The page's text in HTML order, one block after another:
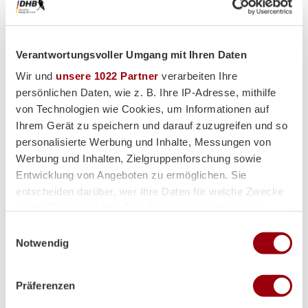
Verantwortungsvoller Umgang mit Ihren Daten
Wir und unsere 1022 Partner verarbeiten Ihre
persönlichen Daten, wie z. B. Ihre IP-Adresse, mithilfe
von Technologien wie Cookies, um Informationen auf
Ihrem Gerät zu speichern und darauf zuzugreifen und so
personalisierte Werbung und Inhalte, Messungen von
Werbung und Inhalten, Zielgruppenforschung sowie
Entwicklung von Angeboten zu ermöglichen. Sie
entscheiden darüber, wer Ihre Daten für welche Zwecke
Trigger Symbol ändern oder widerrufen
Informationen über Ihre geografische Lage erfassen,
Notwendig
Präferenzen
Premium-Partner